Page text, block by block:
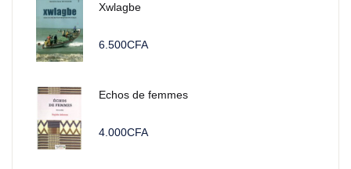
Xwlagbe
6.500CFA
Echos de femmes
4.000CFA